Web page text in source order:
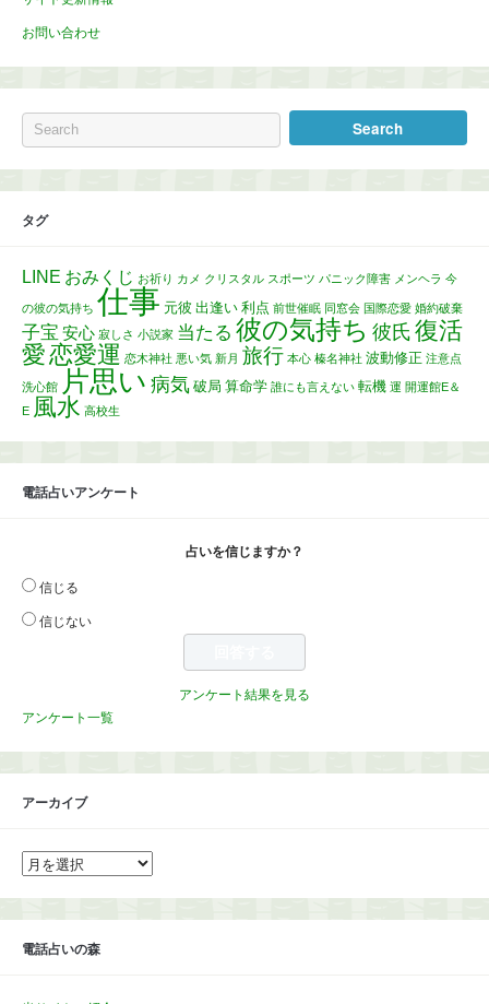
お問い合わせ
タグ
LINE おみくじ お祈り カメ クリスタル スポーツ パニック障害 メンヘラ 今
の彼の気持ち 仕事 元彼 出逢い 利点 前世催眠 同窓会 国際恋愛 婚約破棄
子宝 安心 寂しさ 小説家 当たる 彼の気持ち 彼氏 復活
愛恋愛運 恋木神社 悪い気 新月 旅行 本心 榛名神社 波動修正 注意点
洗心館 片思い 病気 破局 算命学 誰にも言えない 転機 運 開運館E＆
E 風水 高校生
電話占いアンケート
占いを信じますか？
信じる
信じない
アンケート結果を見る
アンケート一覧
アーカイブ
ア
ー
イ
電話占いの森